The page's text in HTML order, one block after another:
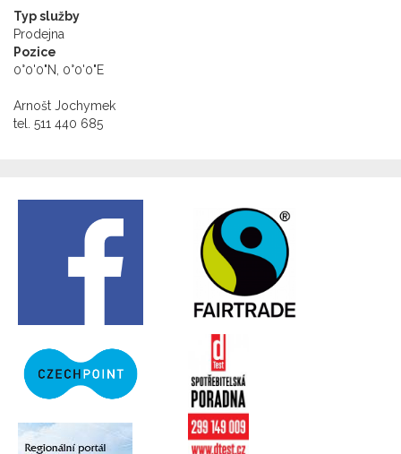
Typ služby
Prodejna
Pozice
0°0'0"N, 0°0'0"E
Arnošt Jochymek
tel. 511 440 685